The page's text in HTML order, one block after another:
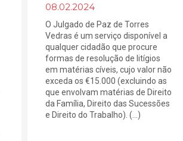
08.02.2024
O Julgado de Paz de Torres
Vedras é um serviço disponível a
qualquer cidadão que procure
formas de resolução de litígios
em matérias cíveis, cujo valor não
exceda os €15.000 (excluindo as
que envolvam matérias de Direito
da Família, Direito das Sucessões
e Direito do Trabalho). (...)